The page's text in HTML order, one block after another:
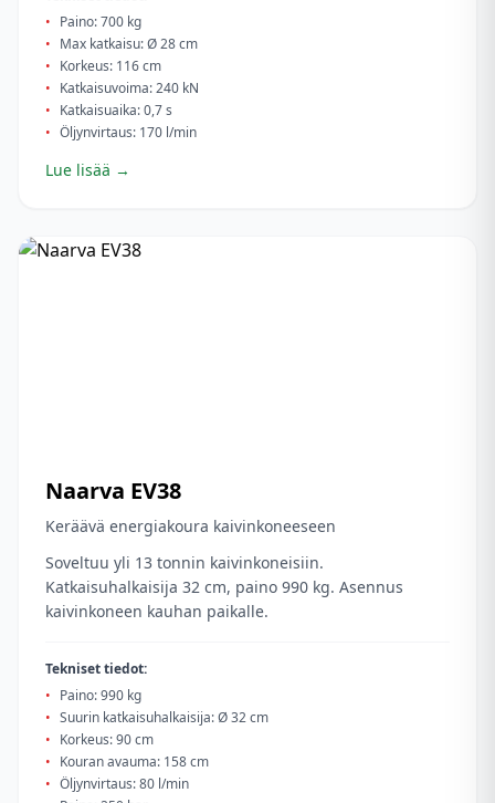
• Paino: 700 kg
• Max katkaisu: Ø 28 cm
• Korkeus: 116 cm
• Katkaisuvoima: 240 kN
• Katkaisuaika: 0,7 s
• Öljynvirtaus: 170 l/min
Lue lisää →
Naarva EV38
Keräävä energiakoura kaivinkoneeseen
Soveltuu yli 13 tonnin kaivinkoneisiin.
Katkaisuhalkaisija 32 cm, paino 990 kg. Asennus
kaivinkoneen kauhan paikalle.
Tekniset tiedot:
• Paino: 990 kg
• Suurin katkaisuhalkaisija: Ø 32 cm
• Korkeus: 90 cm
• Kouran avauma: 158 cm
• Öljynvirtaus: 80 l/min